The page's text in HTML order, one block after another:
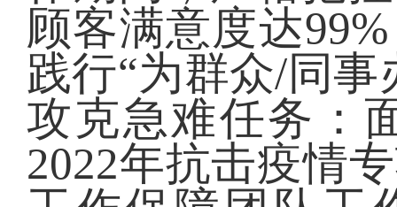
顾客满意度达
践行“为群众/同
攻克急难任务：
2022年抗击疫情